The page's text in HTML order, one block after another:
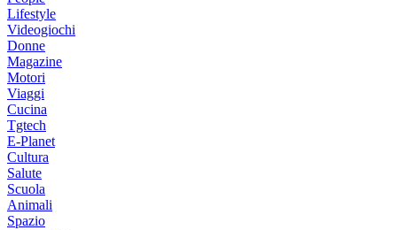
Lifestyle
Videogiochi
Donne
Magazine
Motori
Viaggi
Cucina
Tgtech
E-Planet
Cultura
Salute
Scuola
Animali
Spazio